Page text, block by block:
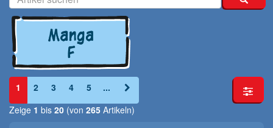
1 2 3 4 5
...
Zeige 1 bis 20 (von 265 Artikeln)